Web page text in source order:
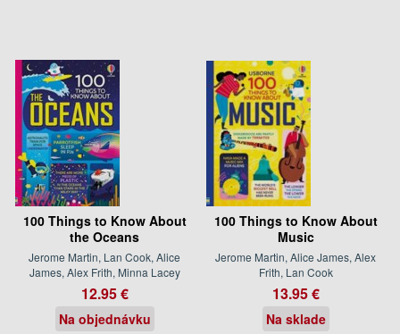
100 Things to Know About
the Oceans
Jerome Martin, Lan Cook, Alice
James, Alex Frith, Minna Lacey
12.95 €
Na objednávku
100 Things to Know About
Music
Jerome Martin, Alice James, Alex
Frith, Lan Cook
13.95 €
Na sklade